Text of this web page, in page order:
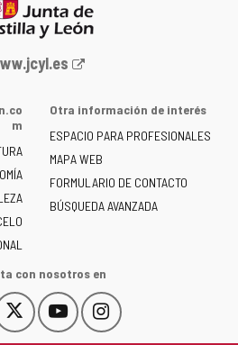
m
Otra información de interés
ESPACIO PARA PROFESIONALES
MAPA WEB
FORMULARIO DE CONTACTO
BÚSQUEDA AVANZADA
con nosotros en
Este
enlace
YouTube
Este
enlace
Instagram
Este
enlace